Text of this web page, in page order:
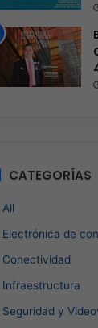
CATEGORÍAS
All
Electrónica de
Conectividad
Infraestructura
Seguridad y